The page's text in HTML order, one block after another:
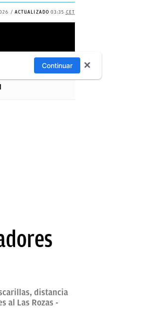
ACTUALIZADO 03:35 CET
distancia
al Las Rozas -
Continuar ✕